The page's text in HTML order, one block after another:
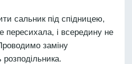
сальник під спідницею,
пересихала, і всередину не
заміну